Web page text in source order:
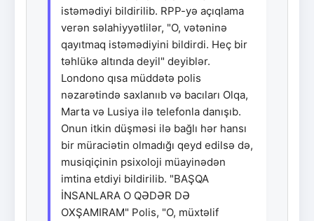
istəmədiyi bildirilib. RPP-yə açıqlama
verən səlahiyyətlilər, "O, vətəninə
qayıtmaq istəmədiyini bildirdi. Heç bir
təhlükə altında deyil" deyiblər.
Londono qısa müddətə polis
nəzarətində saxlanııb və bacıları Olqa,
Marta və Lusiya ilə telefonla danışıb.
Onun itkin düşməsi ilə bağlı hər hansı
bir müraciətin olmadığı qeyd edilsə də,
musiqiçinin psixoloji müayinədən
imtina etdiyi bildirilib. "BAŞQA
İNSANLARA O QƏDƏR DƏ
OXŞAMIRAM" Polis, "O, müxtəlif